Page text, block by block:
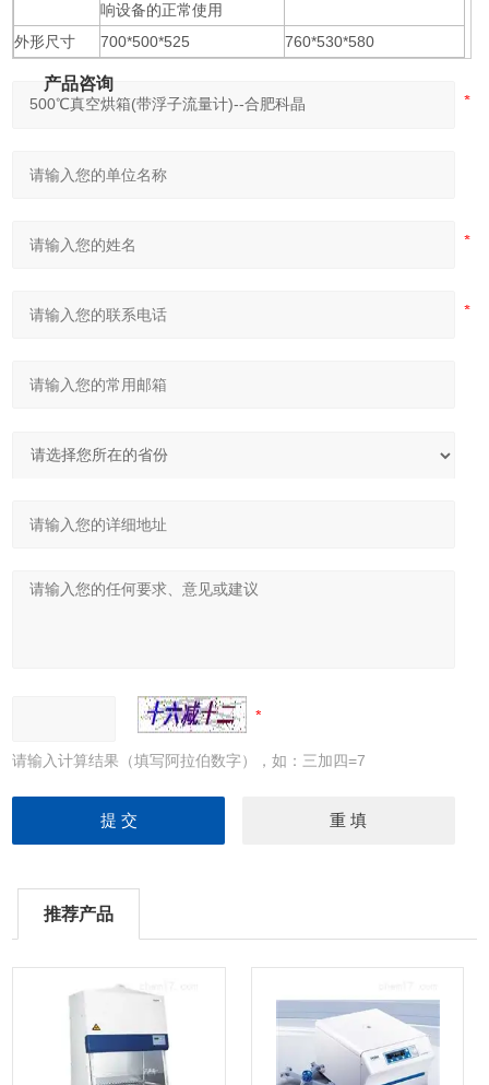
响设备的正常使用
外形尺寸
700*500*525 760*530*580
产品咨询
请输入计算结果（填写阿拉伯数字），如：三加四=7
推荐产品